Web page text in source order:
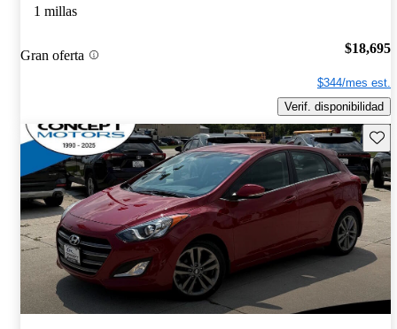
1 millas
Gran oferta $18,695
$344/mes est.
Verif. disponibilidad